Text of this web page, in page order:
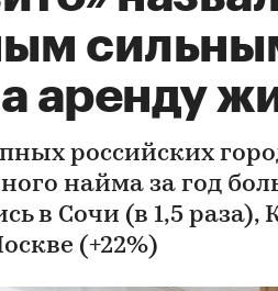
аренду
российских
найма за год
в Сочи (в 1,5 раза),
(+22%)